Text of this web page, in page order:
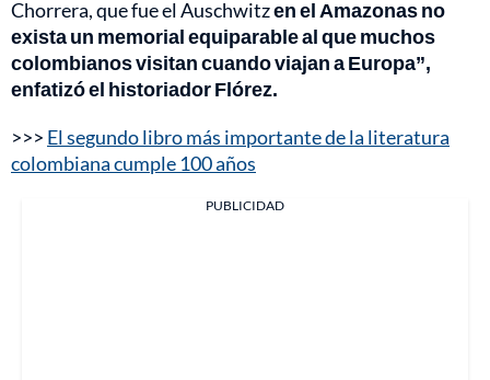
Chorrera, que fue el Auschwitzen el Amazonas no
exista un memorial equiparable al que muchos
colombianos visitan cuando viajan a Europa”,
enfatizó el historiador Flórez.
>>> El segundo libro más importante de la literatura
colombiana cumple 100 años
PUBLICIDAD